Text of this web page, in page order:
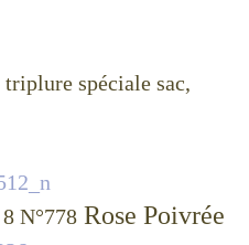
spéciale sac,
N°778 Rose Poivrée